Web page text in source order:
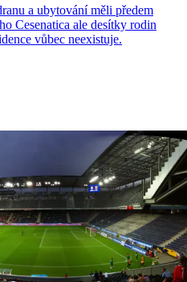
a ubytování měli předem
Cesenatica ale desítky rodin
vůbec neexistuje.